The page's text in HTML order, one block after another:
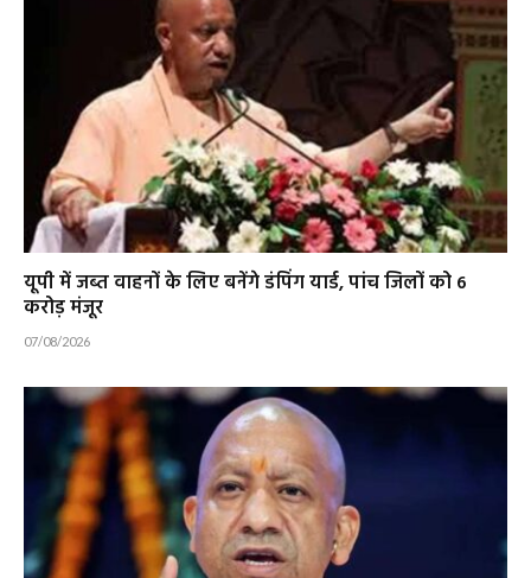
यूपी में जब्त वाहनों के लिए बनेंगे डंपिंग यार्ड, पांच जिलों को 6
करोड़ मंजूर
07/08/2026